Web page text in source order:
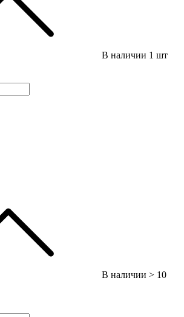
В наличии 1 шт
В наличии > 10